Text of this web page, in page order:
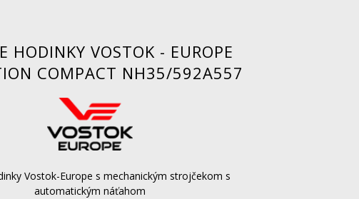
HODINKY VOSTOK - EUROPE
COMPACT NH35/592A557
Vostok-Europe s mechanickým strojčekom s
automatickým náťahom